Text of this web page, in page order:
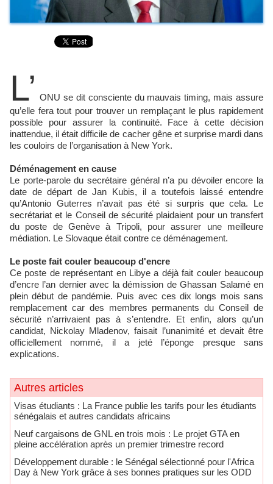
L’ ONU se dit consciente du mauvais timing, mais assure
qu’elle fera tout pour trouver un remplaçant le plus rapidement
possible pour assurer la continuité. Face à cette décision
inattendue, il était difficile de cacher gêne et surprise mardi dans
les couloirs de l’organisation à New York.
Déménagement en cause
Le porte-parole du secrétaire général n’a pu dévoiler encore la
date de départ de Jan Kubis, il a toutefois laissé entendre
qu’Antonio Guterres n’avait pas été si surpris que cela. Le
secrétariat et le Conseil de sécurité plaidaient pour un transfert
du poste de Genève à Tripoli, pour assurer une meilleure
médiation. Le Slovaque était contre ce déménagement.
Le poste fait couler beaucoup d'encre
Ce poste de représentant en Libye a déjà fait couler beaucoup
d’encre l’an dernier avec la démission de Ghassan Salamé en
plein début de pandémie. Puis avec ces dix longs mois sans
remplacement car des membres permanents du Conseil de
sécurité n’arrivaient pas à s’entendre. Et enfin, alors qu’un
candidat, Nickolay Mladenov, faisait l’unanimité et devait être
officiellement nommé, il a jeté l’éponge presque sans
explications.
Autres articles
​Visas étudiants : La France publie les tarifs pour les étudiants
sénégalais et autres candidats africains
Neuf cargaisons de GNL en trois mois : Le projet GTA en
pleine accélération après un premier trimestre record
Développement durable : le Sénégal sélectionné pour l'Africa
Day à New York grâce à ses bonnes pratiques sur les ODD